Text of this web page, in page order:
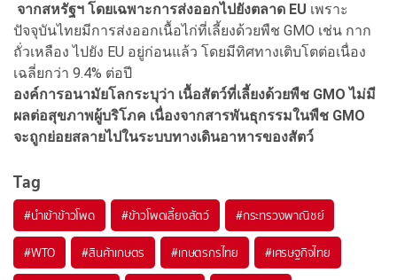
จากสหรัฐฯ โดยเฉพาะการส่งออกไปยังตลาด EU เพราะ
ปัจจุบันไทยมีการส่งออกเนื้อไก่ที่เลี้ยงด้วยพืช GMO เช่น กาก
ถั่วเหลือง ไปยัง EU อยู่ก่อนแล้ว โดยมีทิศทางเติบโตต่อเนื่อง
เฉลี่ยกว่า 9.4% ต่อปี
องค์การอนามัยโลกระบุว่า เนื้อสัตว์ที่เลี้ยงด้วยพืช GMO ไม่มี
ผลต่อสุขภาพผู้บริโภค เนื่องจากสารพันธุกรรมในพืช GMO
จะถูกย่อยสลายไปในระบบทางเดินอาหารของสัตว์
Tag
#นำเข้าข้าวโพด #ข้าวโพดเลี้ยงสัตว์ #กระทรวงพาณิชย์
#WTO #สินค้าเกษตร #เกษตรกรไทย #เศรษฐกิจไทย